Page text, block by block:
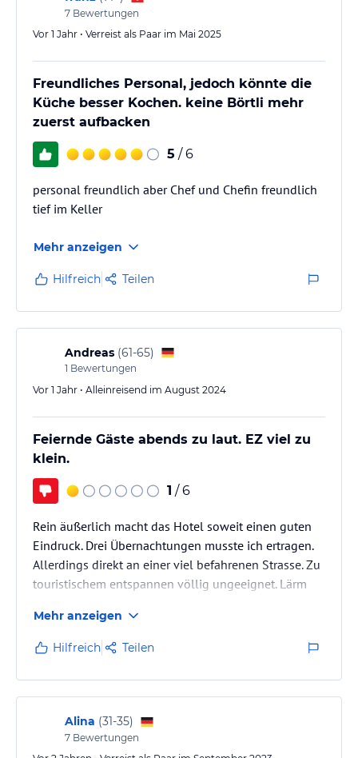
7 Bewertungen
Vor 1 Jahr • Verreist als Paar im Mai 2025
Freundliches Personal, jedoch könnte die
Küche besser Kochen. keine Börtli mehr
zuerst aufbacken
5 / 6
personal freundlich aber Chef und Chefin freundlich
tief im Keller
Mehr anzeigen
Hilfreich Teilen
Andreas (61-65)
1 Bewertungen
Vor 1 Jahr • Alleinreisend im August 2024
Feiernde Gäste abends zu laut. EZ viel zu
klein.
1 / 6
Rein äußerlich macht das Hotel soweit einen guten
Eindruck. Drei Übernachtungen musste ich ertragen.
Allerdings direkt an einer viel befahrenen Strasse. Zu
touristischem entspannen völlig ungeeignet. Lärm
auch auf meine Bitte nicht abgestellt. Gästelärm bis
weit nach 22 Uhr. Bei Abreise kein Danke oder Gute
Das sollte sich niemand antun. Nach der ersten Nacht
in einem viel zu kleinen Einzelzimmer konnte ich in
ein anderes Zimmer umziehen. Die Einzelzimmer…
Mehr anzeigen
Hilfreich Teilen
Alina (31-35)
7 Bewertungen